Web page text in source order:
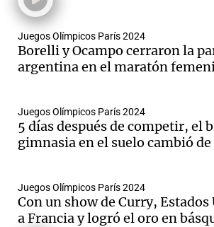
Juegos Olímpicos París 2024
Borelli y Ocampo cerraron la
argentina en el maratón
Juegos Olímpicos París 2024
5 días después de competir, el
gimnasia en el suelo cambió de
Juegos Olímpicos París 2024
Con un show de Curry,
a Francia y logró el oro en